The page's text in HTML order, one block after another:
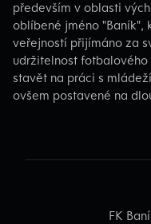
především v oblasti
oblíbené jméno
veřejností přijímáno za
udržitelnost
stavět na práci s
ovšem postavené na
FK